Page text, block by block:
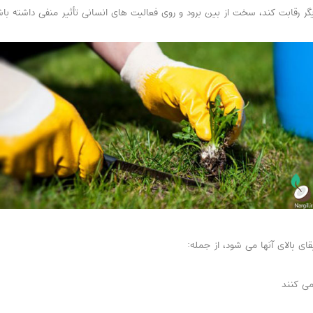
کند، سخت از بین برود و روی فعالیت های انسانی تأثیر منفی داشته
بالای آنها می شود، از جمله:
کنند